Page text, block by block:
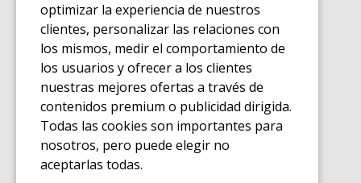
GUÍA DE COMPRA
Guía de compra para las camas elásticas de ocio
GUÍA DE INSTALACIÓN
Guía de montaje para la cama elástica de ocio
GUÍA DE MANTENIMIENTO
Guía de mantenimiento de las camas elásticas de ocio
GUÍA DE INICIO
Guía de descubrimiento de las camas elásticas de ocio
GUÍA DE COMPRA PIEZAS DE RECAMBIO
optimizar la experiencia de nuestros
clientes, personalizar las relaciones con
los mismos, medir el comportamiento de
los usuarios y ofrecer a los clientes
nuestras mejores ofertas a través de
contenidos premium o publicidad dirigida.
Todas las cookies son importantes para
nosotros, pero puede elegir no
aceptarlas todas.